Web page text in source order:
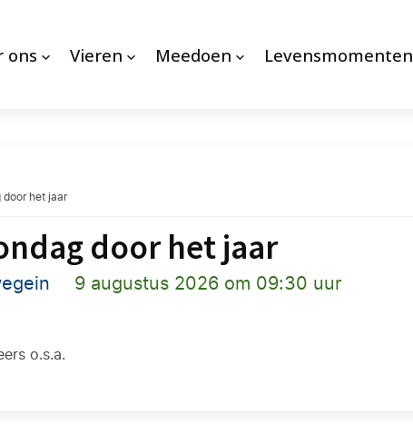
ons Vieren Meedoen Levensmomenten
door het jaar
door het jaar
9 augustus 2026 om 09:30 uur
o.s.a.